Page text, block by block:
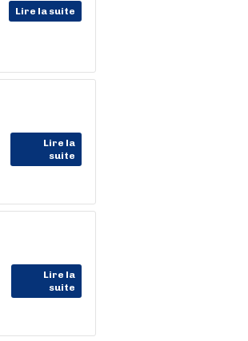
Lire la suite
Lire la
suite
Lire la
suite